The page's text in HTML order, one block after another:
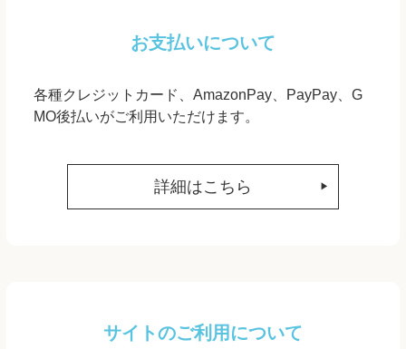
お支払いについて
各種クレジットカード、AmazonPay、PayPay、G
MO後払いがご利用いただけます。
詳細はこちら
サイトのご利用について